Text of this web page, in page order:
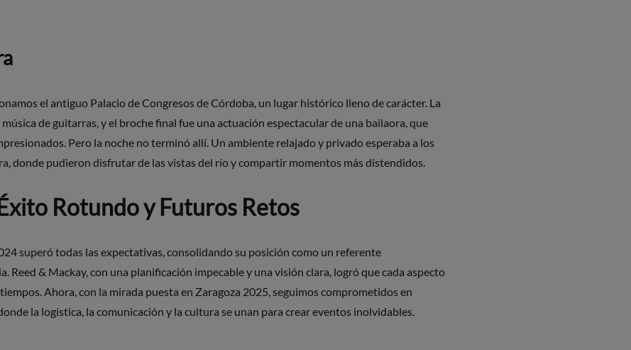
el antiguo Palacio de Congresos de Córdoba, un lugar histórico lleno de carácter. La
de guitarras, y el broche final fue una actuación espectacular de una bailaora, que
Pero la noche no terminó allí. Un ambiente relajado y privado esperaba a los
donde pudieron disfrutar de las vistas del río y compartir momentos más distendidos.
Rotundo y Futuros Retos
superó todas las expectativas, consolidando su posición como un referente
Reed & Mackay, con una planificación impecable y una visión clara, logró que cada aspecto
Ahora, con la mirada puesta en Zaragoza 2025, seguimos comprometidos en
la logística, la comunicación y la cultura se unan para crear eventos inolvidables.